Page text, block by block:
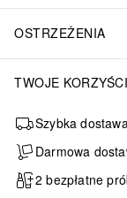
OSTRZEŻENIA
TWOJE KORZYŚCI
Szybka
Darmowa
2 bezpłatne